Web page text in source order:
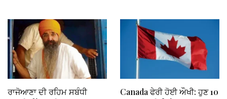
ਰਾਜੋਆਣਾ ਦੀ ਰਹਿਮ ਸਬੰਧੀ
Canada ਫੇਰੀ ਹੋਈ ਔਖੀ: ਹੁਣ 10